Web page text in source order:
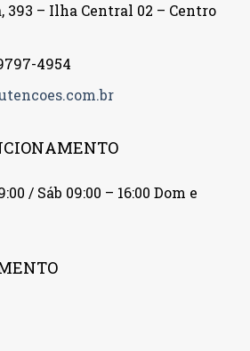
393 – Ilha Central 02 – Centro
4954
/ Sáb 09:00 – 16:00 Dom e